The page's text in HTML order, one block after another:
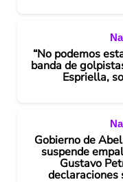
“No podemos
banda de
Espriella,
Gobierno de
suspende
Gustavo
declaraciones